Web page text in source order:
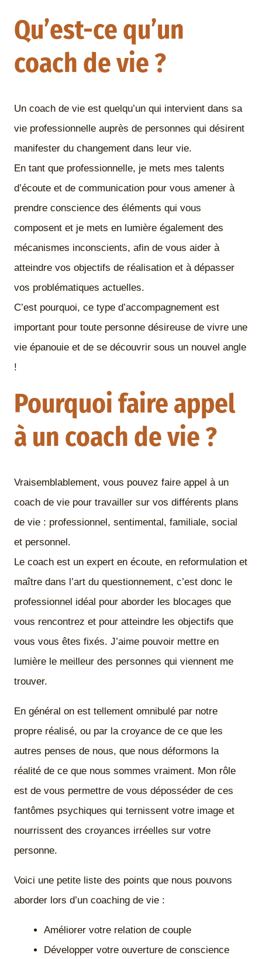
Qu’est-ce qu’un
coach de vie ?
Un coach de vie est quelqu’un qui intervient dans sa
vie professionnelle auprès de personnes qui désirent
manifester du changement dans leur vie.
En tant que professionnelle, je mets mes talents
d’écoute et de communication pour vous amener à
prendre conscience des éléments qui vous
composent et je mets en lumière également des
mécanismes inconscients, afin de vous aider à
atteindre vos objectifs de réalisation et à dépasser
vos problématiques actuelles.
C’est pourquoi, ce type d’accompagnement est
important pour toute personne désireuse de vivre une
vie épanouie et de se découvrir sous un nouvel angle
!
Pourquoi faire appel
à un coach de vie ?
Vraisemblablement, vous pouvez faire appel à un
coach de vie pour travailler sur vos différents plans
de vie : professionnel, sentimental, familiale, social
et personnel.
Le coach est un expert en écoute, en reformulation et
maître dans l’art du questionnement, c’est donc le
professionnel idéal pour aborder les blocages que
vous rencontrez et pour atteindre les objectifs que
vous vous êtes fixés. J’aime pouvoir mettre en
lumière le meilleur des personnes qui viennent me
trouver.
En général on est tellement omnibulé par notre
propre réalisé, ou par la croyance de ce que les
autres penses de nous, que nous déformons la
réalité de ce que nous sommes vraiment. Mon rôle
est de vous permettre de vous déposséder de ces
fantômes psychiques qui ternissent votre image et
nourrissent des croyances irréelles sur votre
personne.
Voici une petite liste des points que nous pouvons
aborder lors d’un coaching de vie :
Améliorer votre relation de couple
Développer votre ouverture de conscience